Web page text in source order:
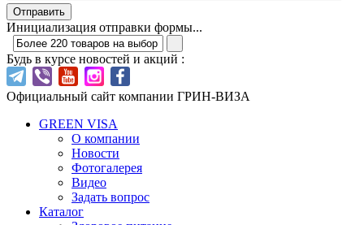
Отправить
Инициализация отправки формы...
Будь в курсе новостей и акций :
Официальный сайт компании ГРИН-ВИЗА
GREEN VISA
О компании
Новости
Фотогалерея
Видео
Задать вопрос
Каталог